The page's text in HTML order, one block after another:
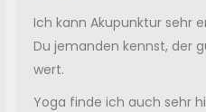
Ich kann Akupunktur sehr
Du jemanden kennst, der
wert.
Yoga finde ich auch sehr